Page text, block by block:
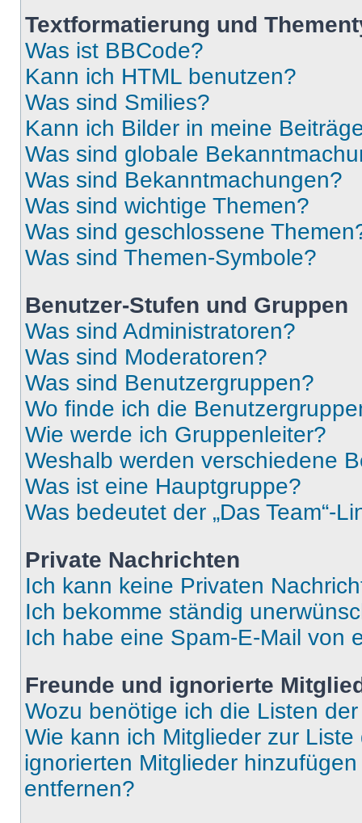
Textformatierung und
Was ist BBCode?
Kann ich HTML benutzen?
Was sind Smilies?
Kann ich Bilder in meine
Was sind globale
Was sind Bekanntmachungen?
Was sind wichtige Themen?
Was sind geschlossene
Was sind Themen-Symbole?
Benutzer-Stufen und Gruppen
Was sind Administratoren?
Was sind Moderatoren?
Was sind Benutzergruppen?
Wo finde ich die
Wie werde ich Gruppenleiter?
Weshalb werden verschiedene
Was ist eine Hauptgruppe?
Was bedeutet der „Das Team“-
Private Nachrichten
Ich kann keine Privaten
Ich bekomme ständig
Ich habe eine Spam-E-Mail von
Freunde und ignorierte
Wozu benötige ich die Listen
Wie kann ich Mitglieder zur
ignorierten Mitglieder
entfernen?